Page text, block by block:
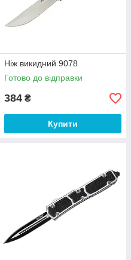
Ніж викидний 9078
Готово до відправки
384 ₴
Купити